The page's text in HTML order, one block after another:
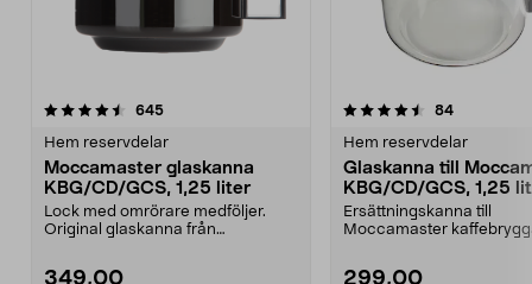
645recensioner
Hem reservdelar
Moccamaster glaskanna
KBG/CD/GCS, 1,25 liter
Lock med omrörare medföljer.
Original glaskanna från
349,00
4.5av 5 stjärnor 84recensioner
Hem reservdelar
Glaskanna till
KBG/CD/GCS, 1,25
Ersättningskanna till
Moccamaster
299,00
5.0av 5 stjärnor